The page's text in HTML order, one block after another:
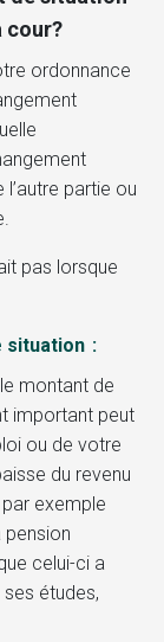
cour?
ordonnance
partie ou
pas lorsque
situation :
montant de
important peut
ou de votre
du revenu
exemple
celui-ci a
études,